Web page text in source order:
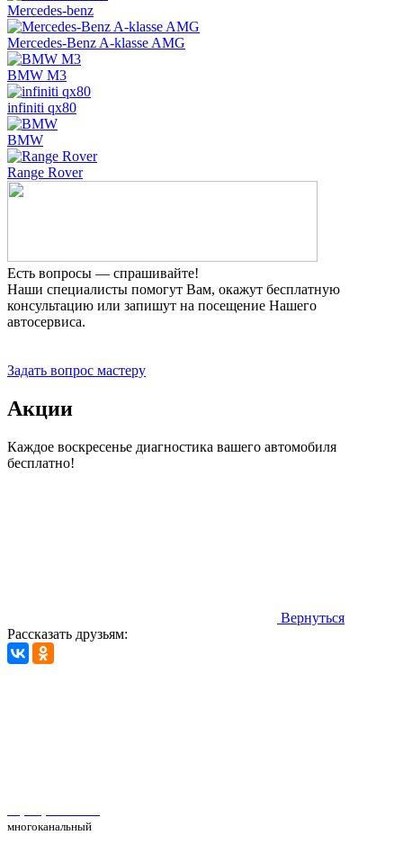
Mercedes-benz
Mercedes-Benz A-klasse AMG
BMW M3
infiniti qx80
BMW
Range Rover
Есть вопросы — спрашивайте!
Наши специалисты помогут Вам, окажут бесплатную
консультацию или запишут на посещение Нашего
автосервиса.
Задать вопрос мастеру
Акции
Каждое воскресенье диагностика вашего автомобиля
бесплатно!
Вернуться
Рассказать друзьям:
многоканальный